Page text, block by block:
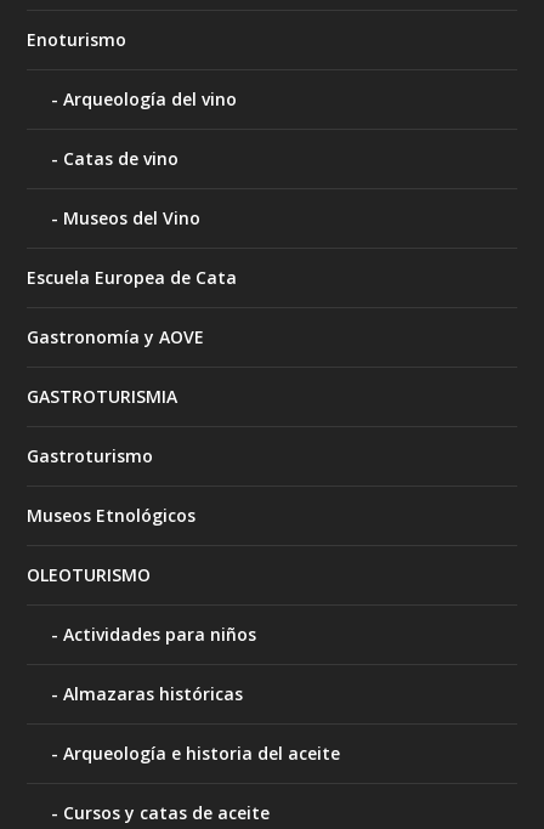
Enoturismo
Arqueología del vino
Catas de vino
Museos del Vino
Escuela Europea de Cata
Gastronomía y AOVE
GASTROTURISMIA
Gastroturismo
Museos Etnológicos
OLEOTURISMO
Actividades para niños
Almazaras históricas
Arqueología e historia del aceite
Cursos y catas de aceite